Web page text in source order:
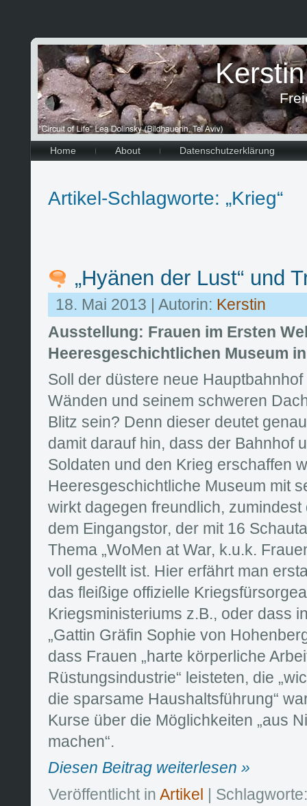
Home About Datenschutzerklärung
Artikel-Schlagworte: „Krieg“
„Hyänen der Lust“ und
18. Mai 2013 | Autorin: Kerstin
Ausstellung: Frauen im Ersten
Heeresgeschichtlichen Museum
Soll der düstere neue
Wänden und seinem schweren
Blitz sein? Denn dieser deutet
damit darauf hin, dass der Bahnhof
Soldaten und den Krieg erschaffen
Heeresgeschichtliche Museum mit
wirkt dagegen freundlich,
dem Eingangstor, der mit 16
Thema „WoMen at War, k.u.k.
voll gestellt ist. Hier erfährt man
das fleißige offizielle
Kriegsministeriums z.B., oder dass
„Gattin Gräfin Sophie von
dass Frauen „harte körperliche
Rüstungsindustrie“ leisteten, die
die sparsame Haushaltsführung“
Kurse über die Möglichkeiten „aus
machen“.
Diesen Beitrag weiterlesen »
Veröffentlicht in Artikel
| Schlagworte: